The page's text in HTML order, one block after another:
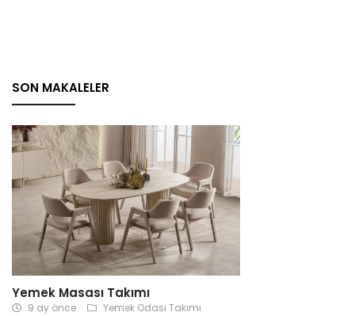
SON MAKALELER
Yemek Masası Takımı
9 ay önce Yemek Odası Takımı